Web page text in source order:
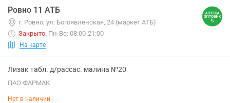
Ровно 11 АТБ
г. Ровно, ул. Богоявленская, 24 (маркет АТБ)
Закрыто. Пн-Вс: 08:00-21:00
На карте
Лизак табл. д/рассас. малина №20
ПАО ФАРМАК
Нет в наличии